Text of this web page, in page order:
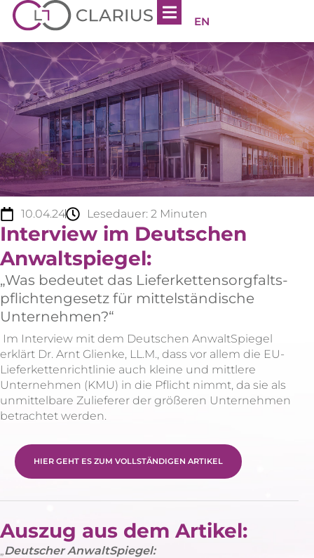
EN
10.04.24 Lesedauer: 2 Minuten
Interview im Deutschen
Anwaltspiegel:
„Was bedeutet das Lieferketten­sorgfalts­
pflichten­gesetz für mittelständische
Unternehmen?“
Im Interview mit dem Deutschen AnwaltSpiegel
erklärt Dr. Arnt Glienke, LL.M., dass vor allem die EU-
Lieferkettenrichtlinie auch kleine und mittlere
Unternehmen (KMU) in die Pflicht nimmt, da sie als
unmittelbare Zulieferer der größeren Unternehmen
betrachtet werden.
HIER GEHT ES ZUM VOLLSTÄNDIGEN ARTIKEL
Auszug aus dem Artikel:
„ Deutscher AnwaltSpiegel: